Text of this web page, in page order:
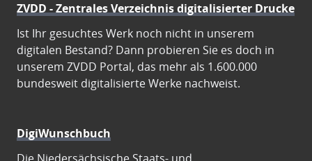
ZVDD - Zentrales Verzeichnis digitalisierter Drucke
Ist Ihr gesuchtes Werk noch nicht in unserem
digitalen Bestand? Dann probieren Sie es doch in
unserem ZVDD Portal, das mehr als 1.600.000
bundesweit digitalisierte Werke nachweist.
DigiWunschbuch